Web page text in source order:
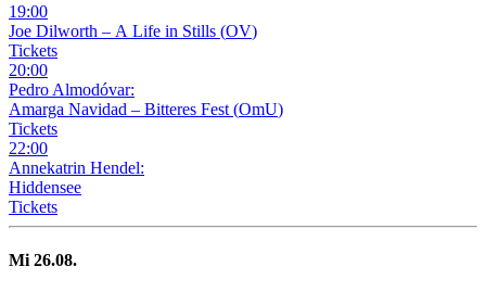
19:00
Joe Dilworth – A Life in Stills (OV)
Tickets
20:00
Pedro Almodóvar:
Amarga Navidad – Bitteres Fest (OmU)
Tickets
22:00
Annekatrin Hendel:
Hiddensee
Tickets
Mi 26.08.